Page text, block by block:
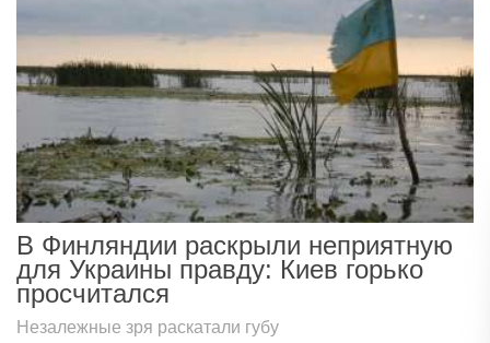
В Финляндии раскрыли неприятную
для Украины правду: Киев горько
просчитался
Незалежные зря раскатали губу